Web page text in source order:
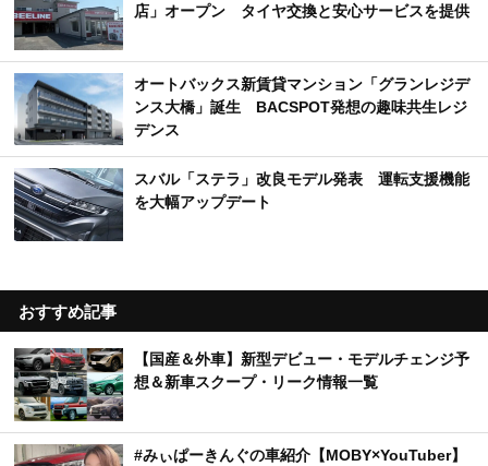
店」オープン タイヤ交換と安心サービスを提供
オートバックス新賃貸マンション「グランレジデ
ンス大橋」誕生 BACSPOT発想の趣味共生レジ
デンス
スバル「ステラ」改良モデル発表 運転支援機能
を大幅アップデート
おすすめ記事
【国産＆外車】新型デビュー・モデルチェンジ予
想＆新車スクープ・リーク情報一覧
#みぃぱーきんぐの車紹介【MOBY×YouTuber】